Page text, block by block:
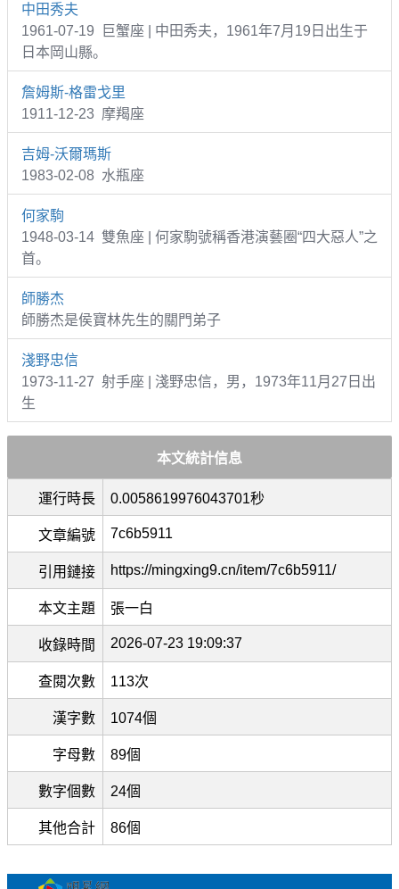
中田秀夫
1961-07-19 巨蟹座 | 中田秀夫，1961年7月19日出生于
日本岡山縣。
詹姆斯-格雷戈里
1911-12-23 摩羯座
吉姆-沃爾瑪斯
1983-02-08 水瓶座
何家駒
1948-03-14 雙魚座 | 何家駒號稱香港演藝圈“四大惡人”之
首。
師勝杰
師勝杰是侯寶林先生的關門弟子
淺野忠信
1973-11-27 射手座 | 淺野忠信，男，1973年11月27日出
生
本文統計信息
運行時長 0.0058619976043701秒
文章編號 7c6b5911
引用鏈接 https://mingxing9.cn/item/7c6b5911/
本文主題 張一白
收錄時間 2026-07-23 19:09:37
查閱次數 113次
漢字數 1074個
字母數 89個
數字個數 24個
其他合計 86個